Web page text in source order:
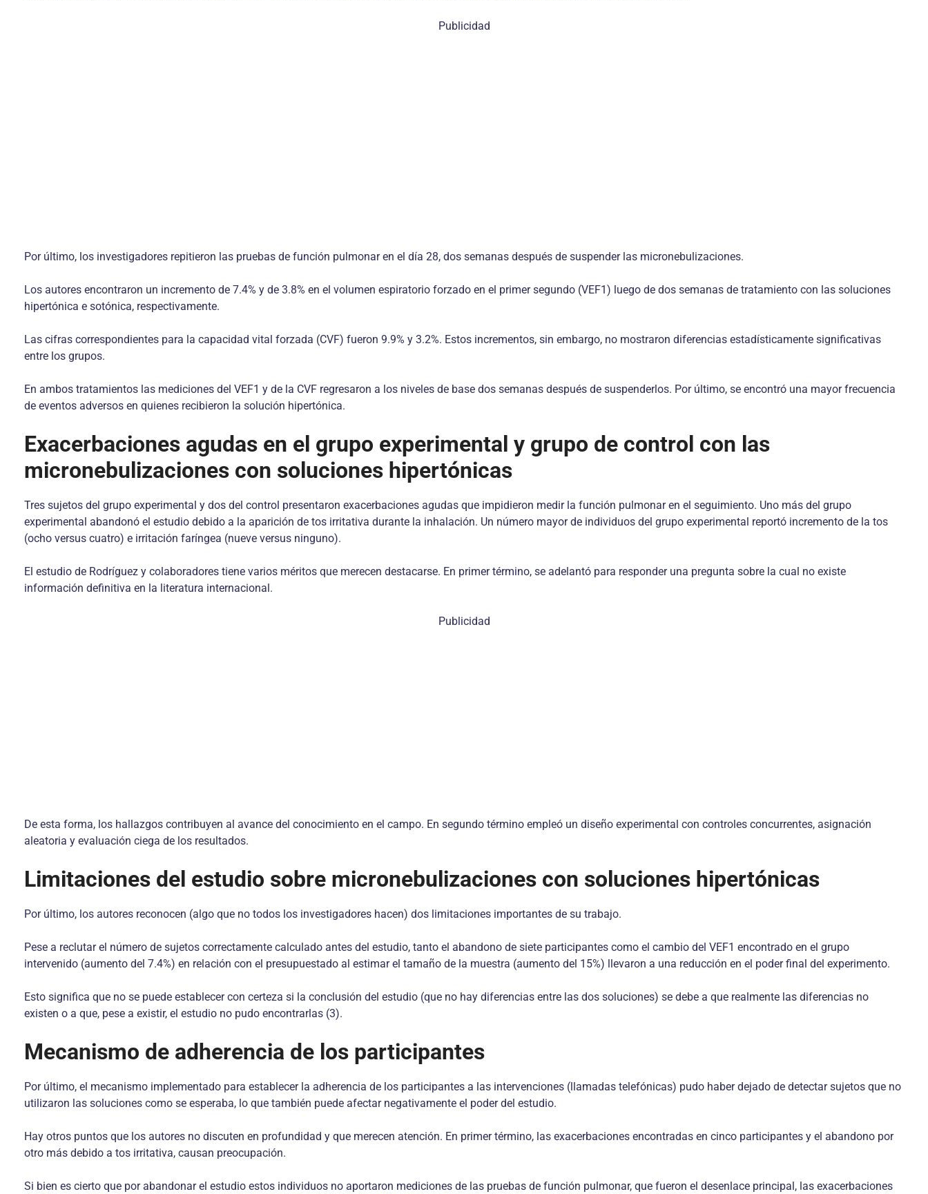
Publicidad
Por último, los investigadores repitieron las pruebas de función pulmonar en el día 28, dos semanas después de suspender las micronebulizaciones.
Los autores encontraron un incremento de 7.4% y de 3.8% en el volumen espiratorio forzado en el primer segundo (VEF1) luego de dos semanas de tratamiento con las soluciones
hipertónica e sotónica, respectivamente.
Las cifras correspondientes para la capacidad vital forzada (CVF) fueron 9.9% y 3.2%. Estos incrementos, sin embargo, no mostraron diferencias estadísticamente significativas
entre los grupos.
En ambos tratamientos las mediciones del VEF1 y de la CVF regresaron a los niveles de base dos semanas después de suspenderlos. Por último, se encontró una mayor frecuencia
de eventos adversos en quienes recibieron la solución hipertónica.
Exacerbaciones agudas en el grupo experimental y grupo de control con las
micronebulizaciones con soluciones hipertónicas
Tres sujetos del grupo experimental y dos del control presentaron exacerbaciones agudas que impidieron medir la función pulmonar en el seguimiento. Uno más del grupo
experimental abandonó el estudio debido a la aparición de tos irritativa durante la inhalación. Un número mayor de individuos del grupo experimental reportó incremento de la tos
(ocho versus cuatro) e irritación faríngea (nueve versus ninguno).
El estudio de Rodríguez y colaboradores tiene varios méritos que merecen destacarse. En primer término, se adelantó para responder una pregunta sobre la cual no existe
información definitiva en la literatura internacional.
Publicidad
De esta forma, los hallazgos contribuyen al avance del conocimiento en el campo. En segundo término empleó un diseño experimental con controles concurrentes, asignación
aleatoria y evaluación ciega de los resultados.
Limitaciones del estudio sobre micronebulizaciones con soluciones hipertónicas
Por último, los autores reconocen (algo que no todos los investigadores hacen) dos limitaciones importantes de su trabajo.
Pese a reclutar el número de sujetos correctamente calculado antes del estudio, tanto el abandono de siete participantes como el cambio del VEF1 encontrado en el grupo
intervenido (aumento del 7.4%) en relación con el presupuestado al estimar el tamaño de la muestra (aumento del 15%) llevaron a una reducción en el poder final del experimento.
Esto significa que no se puede establecer con certeza si la conclusión del estudio (que no hay diferencias entre las dos soluciones) se debe a que realmente las diferencias no
existen o a que, pese a existir, el estudio no pudo encontrarlas (3).
Mecanismo de adherencia de los participantes
Por último, el mecanismo implementado para establecer la adherencia de los participantes a las intervenciones (llamadas telefónicas) pudo haber dejado de detectar sujetos que no
utilizaron las soluciones como se esperaba, lo que también puede afectar negativamente el poder del estudio.
Hay otros puntos que los autores no discuten en profundidad y que merecen atención. En primer término, las exacerbaciones encontradas en cinco participantes y el abandono por
otro más debido a tos irritativa, causan preocupación.
Si bien es cierto que por abandonar el estudio estos individuos no aportaron mediciones de las pruebas de función pulmonar, que fueron el desenlace principal, las exacerbaciones